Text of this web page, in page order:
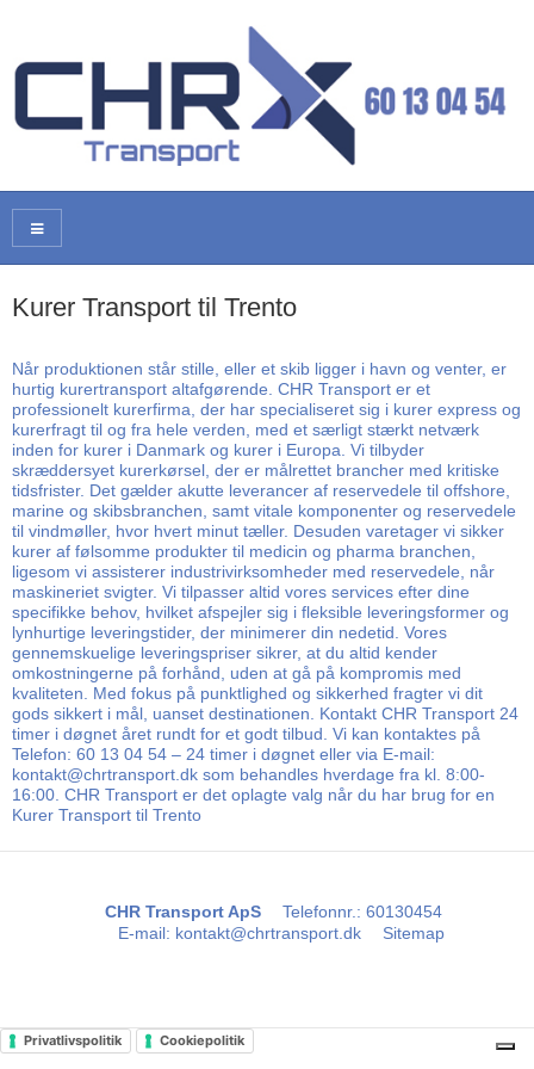
Kurer Transport til Trento
Når produktionen står stille, eller et skib ligger i havn og venter, er
hurtig kurertransport altafgørende. CHR Transport er et
professionelt kurerfirma, der har specialiseret sig i kurer express og
kurerfragt til og fra hele verden, med et særligt stærkt netværk
inden for kurer i Danmark og kurer i Europa. Vi tilbyder
skræddersyet kurerkørsel, der er målrettet brancher med kritiske
tidsfrister. Det gælder akutte leverancer af reservedele til offshore,
marine og skibsbranchen, samt vitale komponenter og reservedele
til vindmøller, hvor hvert minut tæller. Desuden varetager vi sikker
kurer af følsomme produkter til medicin og pharma branchen,
ligesom vi assisterer industrivirksomheder med reservedele, når
maskineriet svigter. Vi tilpasser altid vores services efter dine
specifikke behov, hvilket afspejler sig i fleksible leveringsformer og
lynhurtige leveringstider, der minimerer din nedetid. Vores
gennemskuelige leveringspriser sikrer, at du altid kender
omkostningerne på forhånd, uden at gå på kompromis med
kvaliteten. Med fokus på punktlighed og sikkerhed fragter vi dit
gods sikkert i mål, uanset destinationen. Kontakt CHR Transport 24
timer i døgnet året rundt for et godt tilbud. Vi kan kontaktes på
Telefon: 60 13 04 54 – 24 timer i døgnet eller via E-mail:
kontakt@chrtransport.dk som behandles hverdage fra kl. 8:00-
16:00. CHR Transport er det oplagte valg når du har brug for en
Kurer Transport til Trento
CHR Transport ApS Telefonnr.: 60130454
E-mail: kontakt@chrtransport.dk Sitemap
Privatlivspolitik Cookiepolitik